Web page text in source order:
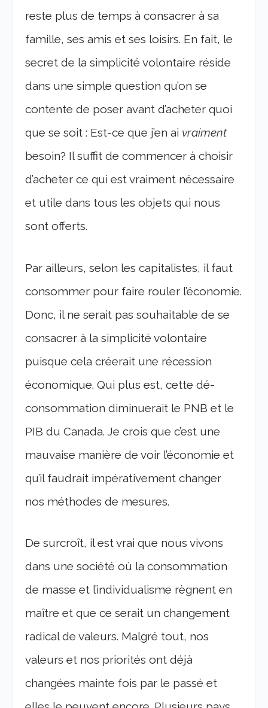
reste plus de temps à consacrer à sa
famille, ses amis et ses loisirs. En fait, le
secret de la simplicité volontaire réside
dans une simple question qu’on se
contente de poser avant d’acheter quoi
que se soit : Est-ce que j’en ai vraiment
besoin? Il suffit de commencer à choisir
d’acheter ce qui est vraiment nécessaire
et utile dans tous les objets qui nous
sont offerts.
Par ailleurs, selon les capitalistes, il faut
consommer pour faire rouler l’économie.
Donc, il ne serait pas souhaitable de se
consacrer à la simplicité volontaire
puisque cela créerait une récession
économique. Qui plus est, cette dé-
consommation diminuerait le PNB et le
PIB du Canada. Je crois que c’est une
mauvaise manière de voir l’économie et
qu’il faudrait impérativement changer
nos méthodes de mesures.
De surcroît, il est vrai que nous vivons
dans une société où la consommation
de masse et l’individualisme règnent en
maître et que ce serait un changement
radical de valeurs. Malgré tout, nos
valeurs et nos priorités ont déjà
changées mainte fois par le passé et